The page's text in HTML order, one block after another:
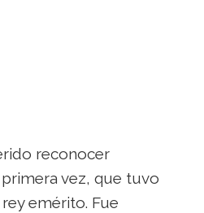
reconocer
vez, que tuvo
emérito. Fue